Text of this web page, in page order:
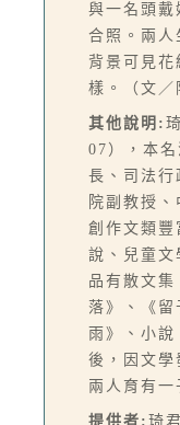
與一名頭戴
合照。兩人
背景可見
樣。（文／
其他說明:
07），本
長、司法行
院副教授、
創作文類豐
說、兒童文
品有散文集
落》、《留
雨》、小說
後，因文學
兩人育有一
提供者: 琦